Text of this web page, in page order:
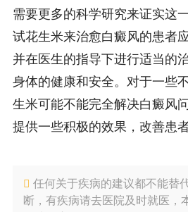
需要更多的科学研究来证实这
试花生米来治愈白癜风的患者
并在医生的指导下进行适当的
身体的健康和安全。对于一些
生米可能不能完全解决白癜风
提供一些积极的效果，改善患
任何关于疾病的建议都不能替
断，有疾病请去医院及时就医，